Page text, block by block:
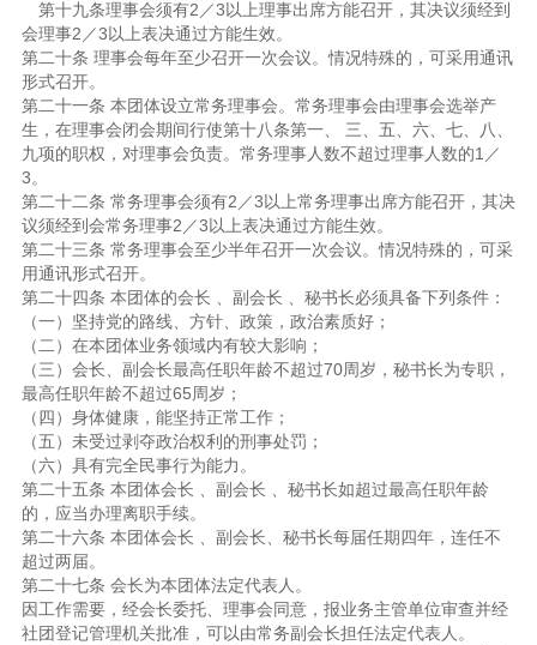
第十九条理事会须有2／3以上理事出席方能召开，其决议须经到
会理事2／3以上表决通过方能生效。
第二十条 理事会每年至少召开一次会议。情况特殊的，可采用通讯
形式召开。
第二十一条 本团体设立常务理事会。常务理事会由理事会选举产
生，在理事会闭会期间行使第十八条第一、 三、五、六、七、八、
九项的职权，对理事会负责。常务理事人数不超过理事人数的1／
3。
第二十二条 常务理事会须有2／3以上常务理事出席方能召开，其决
议须经到会常务理事2／3以上表决通过方能生效。
第二十三条 常务理事会至少半年召开一次会议。情况特殊的，可采
用通讯形式召开。
第二十四条 本团体的会长 、副会长 、秘书长必须具备下列条件：
（一）坚持党的路线、方针、政策，政治素质好；
（二）在本团体业务领域内有较大影响；
（三）会长、副会长最高任职年龄不超过70周岁，秘书长为专职，
最高任职年龄不超过65周岁；
（四）身体健康，能坚持正常工作；
（五）未受过剥夺政治权利的刑事处罚；
（六）具有完全民事行为能力。
第二十五条 本团体会长 、副会长 、秘书长如超过最高任职年龄
的，应当办理离职手续。
第二十六条 本团体会长 、副会长、秘书长每届任期四年，连任不
超过两届。
第二十七条 会长为本团体法定代表人。
因工作需要，经会长委托、理事会同意，报业务主管单位审查并经
社团登记管理机关批准，可以由常务副会长担任法定代表人。